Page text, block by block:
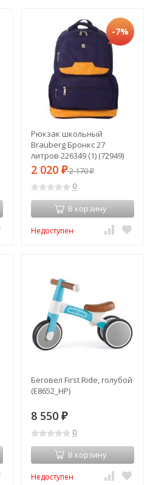
-7%
Рюкзак школьный
Brauberg Бронкс 27
литров 226349 (1) (72949)
2 020 ₽2 170₽
0
В корзину
Недоступен
Беговел First Ride, голубой
(E8652_HP)
8 550 ₽
0
В корзину
Недоступен